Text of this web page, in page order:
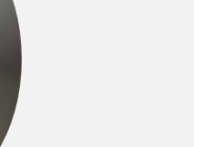
pendant le sommeil
GRAND CONFORT : Un
coussin grand confort
fourni (garnissage
mousse haute densité
28D) leur permet de se
coucher et de se
détendre